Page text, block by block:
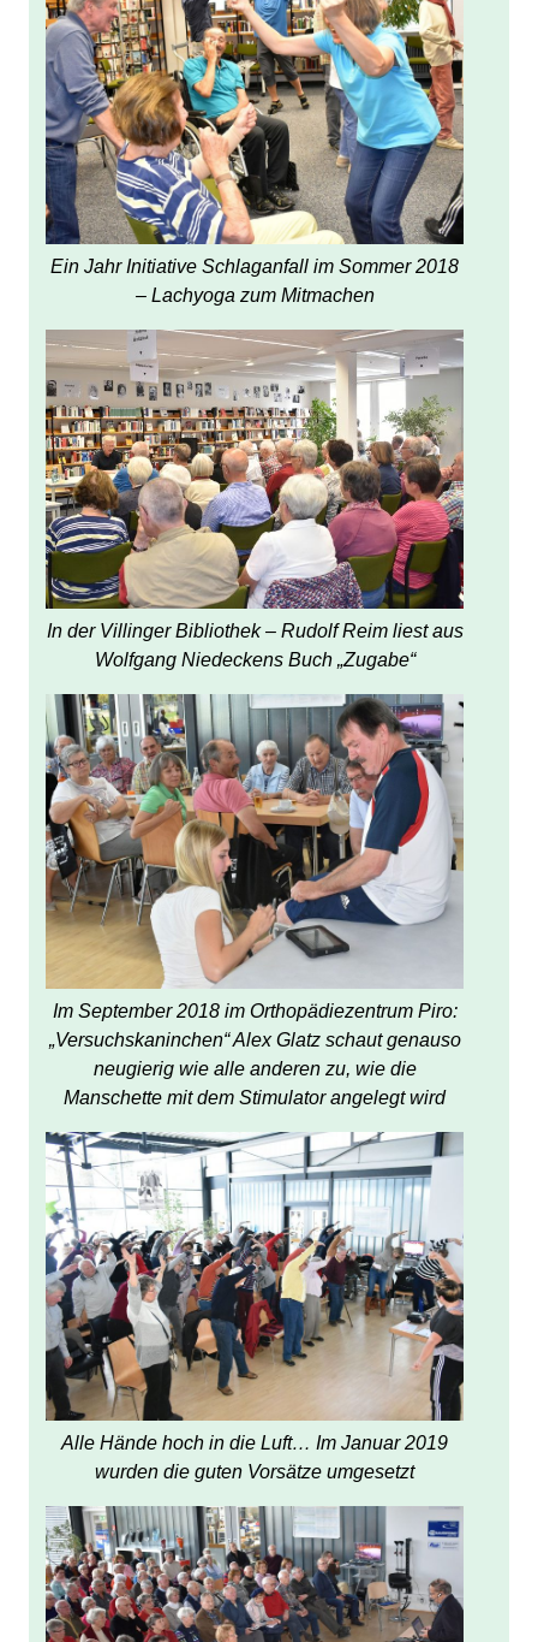
Ein Jahr Initiative Schlaganfall im Sommer 2018
– Lachyoga zum Mitmachen
In der Villinger Bibliothek – Rudolf Reim liest aus
Wolfgang Niedeckens Buch „Zugabe“
Im September 2018 im Orthopädiezentrum Piro:
„Versuchskaninchen“ Alex Glatz schaut genauso
neugierig wie alle anderen zu, wie die
Manschette mit dem Stimulator angelegt wird
Alle Hände hoch in die Luft… Im Januar 2019
wurden die guten Vorsätze umgesetzt